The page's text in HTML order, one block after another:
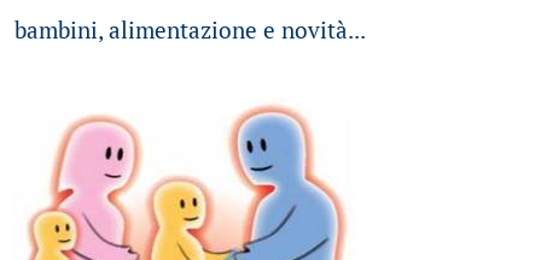
bambini, alimentazione e novità...